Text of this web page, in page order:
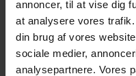
annoncer, til at vise dig
at analysere vores
din brug af vores
sociale medier,
analysepartnere. Vores
Forrige